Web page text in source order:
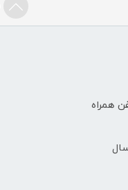
همراه